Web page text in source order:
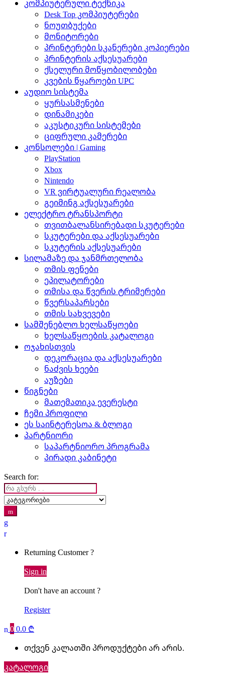
კომპიუტერული ტექნიკა
Desk Top კომპიუტერები
ნოუთბუქები
მონიტორები
პრინტერები სკანერები კოპიერები
პრინტერის აქსესუარები
ქსელური მოწყობილობები
კვების წყაროები UPC
აუდიო სისტემა
ყურსასმენები
დინამიკები
აკუსტიკური სისტემები
ციფრული კამერები
კონსოლები | Gaming
PlayStation
Xbox
Nintendo
VR ვირტუალური რეალობა
გეიმინგ აქსესუარები
ელექტრო ტრანსპორტი
თვითბალანსირებადი სკუტერები
სკუტერები და აქსესუარები
სკუტერის აქსესუარები
სილამაზე და ჯანმრთელობა
თმის ფენები
ეპილატორები
თმისა და წვერის ტრიმერები
წვერსაპარსები
თმის სახვევები
სამშენებლო ხელსაწყოები
ხელსაწყოების კატალოგი
ოჯახისთვის
დეკორაცია და აქსესუარები
ნაძვის ხეები
აუზები
წიგნები
მათემათიკა ევერესტი
ჩემი პროფილი
ეს საინტერესოა & ბლოგი
პარტნიორი
საპარტნიორო პროგრამა
პირადი კაბინეტი
Search for:
Returning Customer ?
Sign in
Don't have an account ?
Register
00.0 ₾
თქვენ კალათში პროდუქტები არ არის.
კატალოგი